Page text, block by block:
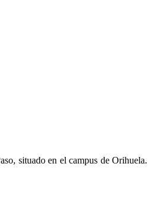
situado en el campus de Orihuela.